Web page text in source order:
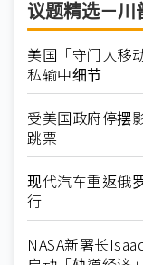
议题精选－川
美国「守门人移
私输中细节
受美国政府停
跳票
现代汽车重返俄
行
NASA新署长